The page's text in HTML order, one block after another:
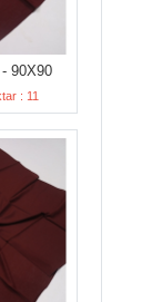
90X90
: 11